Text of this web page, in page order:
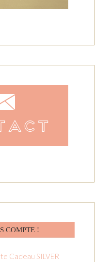
COMPTE !
Cadeau SILVER